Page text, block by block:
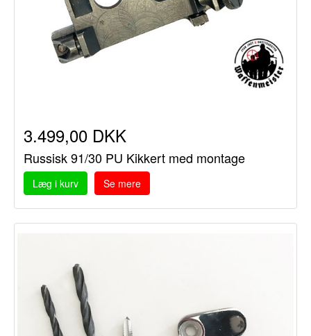
3.499,00 DKK
Russisk 91/30 PU Kikkert med montage
Læg i kurv Se mere